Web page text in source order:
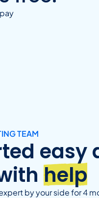
TEAM
easy
help
by your side for 4